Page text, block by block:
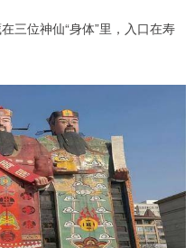
三位神仙“身体”里，入口在寿